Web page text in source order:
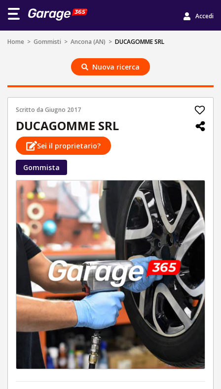
Accedi
Home > Gommisti > Ancona (AN) > DUCAGOMME SRL
Nuova ricerca
Scritto da Giugno 2017
DUCAGOMME SRL
Sei il proprietario?
Gommista